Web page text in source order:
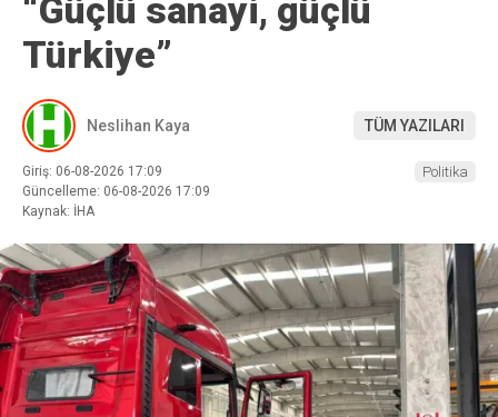
“Güçlü sanayi, güçlü
Türkiye”
Neslihan Kaya TÜM YAZILARI
Giriş: 06-08-2026 17:09
Güncelleme: 06-08-2026 17:09
Kaynak: İHA
Politika